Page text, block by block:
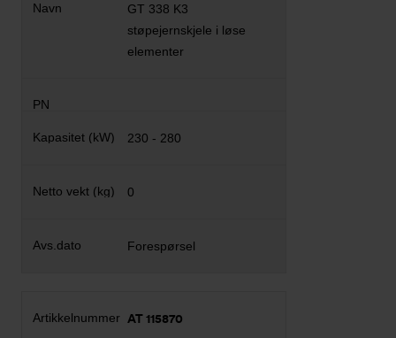
GT 338 K3
støpejernskjele i løse
elementer
230 - 280
0
Forespørsel
AT 115870